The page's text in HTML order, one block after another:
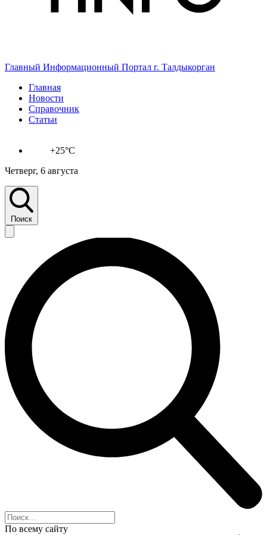
Главный Информационный Портал г. Талдыкорган
Главная
Новости
Справочник
Статьи
+25°C
Четверг, 6 августа
Поиск
По всему сайту